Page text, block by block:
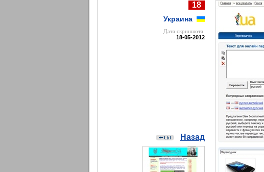
18
Украина
Дата cкриншота:
18-05-2012
Назад